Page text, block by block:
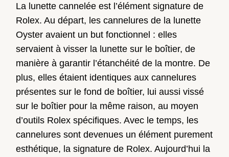
La lunette cannelée est l’élément signature de
Rolex. Au départ, les cannelures de la lunette
Oyster avaient un but fonctionnel : elles
servaient à visser la lunette sur le boîtier, de
manière à garantir l’étanchéité de la montre. De
plus, elles étaient identiques aux cannelures
présentes sur le fond de boîtier, lui aussi vissé
sur le boîtier pour la même raison, au moyen
d’outils Rolex spécifiques. Avec le temps, les
cannelures sont devenues un élément purement
esthétique, la signature de Rolex. Aujourd’hui la